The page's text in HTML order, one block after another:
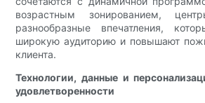
возрастным зонированием,
разнообразные впечатления,
широкую аудиторию и повышают
клиента.
Технологии, данные и
удовлетворенности